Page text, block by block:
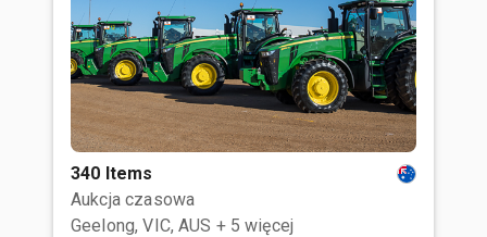
340 Items
Aukcja czasowa
Geelong, VIC, AUS + 5 więcej